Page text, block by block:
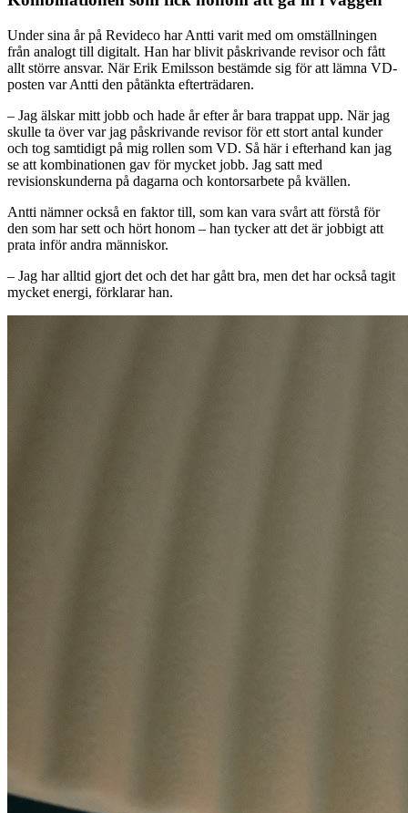
Under sina år på Revideco har Antti varit med om omställningen
från analogt till digitalt. Han har blivit påskrivande revisor och fått
allt större ansvar. När Erik Emilsson bestämde sig för att lämna VD-
posten var Antti den påtänkta efterträdaren.
– Jag älskar mitt jobb och hade år efter år bara trappat upp. När jag
skulle ta över var jag påskrivande revisor för ett stort antal kunder
och tog samtidigt på mig rollen som VD. Så här i efterhand kan jag
se att kombinationen gav för mycket jobb. Jag satt med
revisionskunderna på dagarna och kontorsarbete på kvällen.
Antti nämner också en faktor till, som kan vara svårt att förstå för
den som har sett och hört honom – han tycker att det är jobbigt att
prata inför andra människor.
– Jag har alltid gjort det och det har gått bra, men det har också tagit
mycket energi, förklarar han.